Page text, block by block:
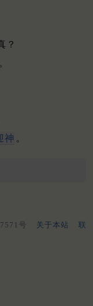
？
神 。
号 关于本站
联